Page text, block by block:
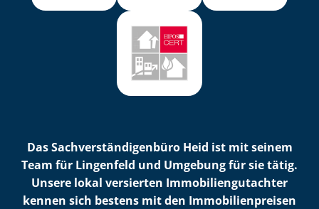
Das Sach­ver­stän­di­gen­bü­ro Heid ist mit seinem
Team für Lingenfeld und Umgebung für sie tätig.
Unsere lokal versierten Im­mo­bi­li­en­gut­ach­ter
kennen sich bestens mit den Im­mo­bi­li­en­prei­sen